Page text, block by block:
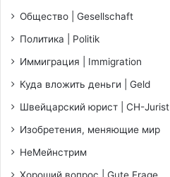
Общество | Gesellschaft
Политика | Politik
Иммиграция | Immigration
Куда вложить деньги | Geld
Швейцарский юрист | CH-Jurist
Изобретения, меняющие мир
НеМейнстрим